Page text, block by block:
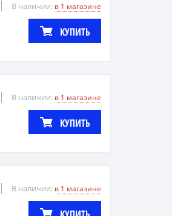
В наличии: в 1 магазине
КУПИТЬ
В наличии: в 1 магазине
КУПИТЬ
В наличии: в 1 магазине